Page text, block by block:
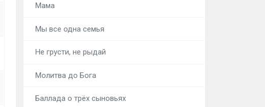
Мама
Мы все одна семья
Не грусти, не рыдай
Молитва до Бога
Баллада о трёх сыновьях